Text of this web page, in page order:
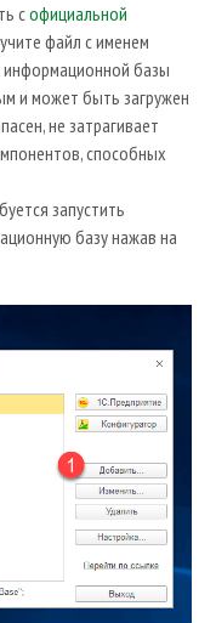
софициальной
файл с именем
базы
и может быть загружен
не затрагивает
способных
запустить
базу нажав на